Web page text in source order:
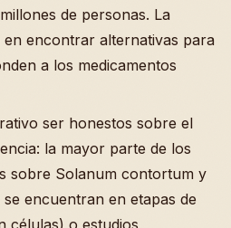
de personas. La
encontrar alternativas para
a los medicamentos
ser honestos sobre el
la mayor parte de los
sobre Solanum contortum y
encuentran en etapas de
células) o estudios